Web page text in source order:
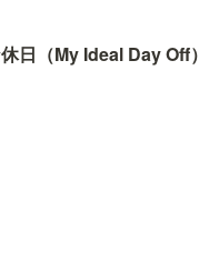
日（My Ideal Day Off）